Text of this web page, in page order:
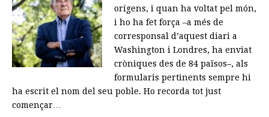
orígens, i quan ha voltat pel món,
i ho ha fet força –a més de
corresponsal d’aquest diari a
Washington i Londres, ha enviat
cròniques des de 84 països–, als
formularis pertinents sempre hi
ha escrit el nom del seu poble. Ho recorda tot just
començar…